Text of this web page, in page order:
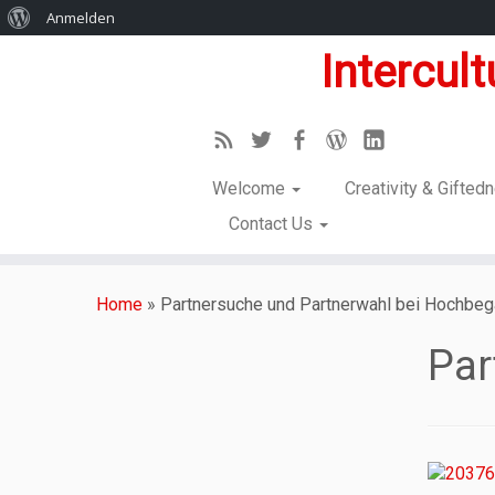
Welcome
Creativity &
Contact Us
Home » Partnersuche und Partnerwahl bei
Anmelden